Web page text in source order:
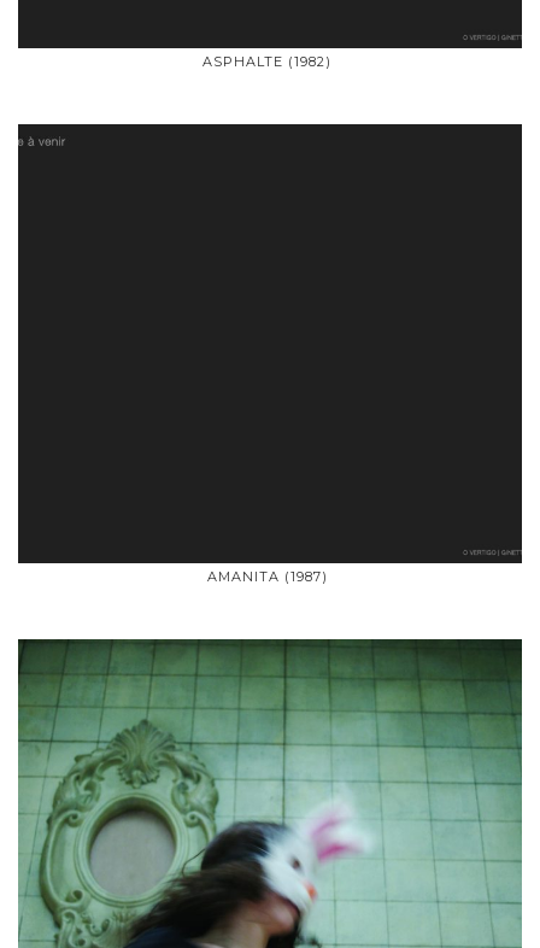
ASPHALTE (1982)
AMANITA (1987)